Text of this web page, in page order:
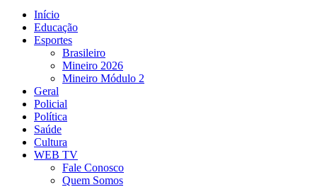
Início
Educação
Esportes
Brasileiro
Mineiro 2026
Mineiro Módulo 2
Geral
Policial
Política
Saúde
Cultura
WEB TV
Fale Conosco
Quem Somos